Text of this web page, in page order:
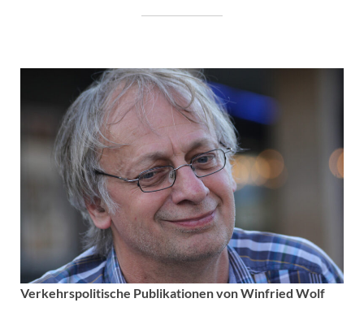
Verkehrspolitische Publikationen von Winfried Wolf